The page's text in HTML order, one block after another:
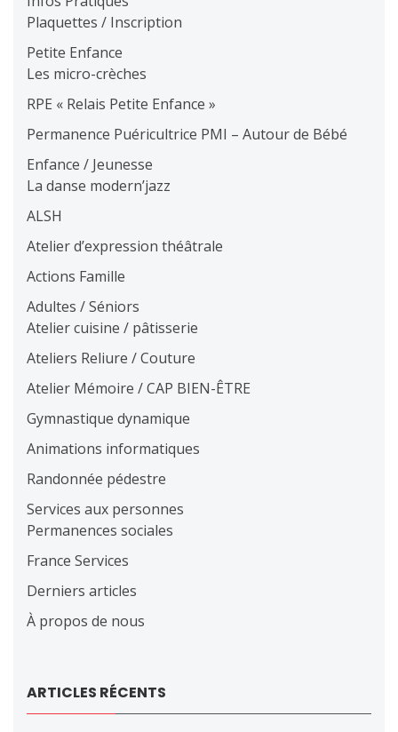
Plaquettes / Inscription
Petite Enfance
Les micro-crèches
RPE « Relais Petite Enfance »
Permanence Puéricultrice PMI – Autour de Bébé
Enfance / Jeunesse
La danse modern’jazz
ALSH
Atelier d’expression théâtrale
Actions Famille
Adultes / Séniors
Atelier cuisine / pâtisserie
Ateliers Reliure / Couture
Atelier Mémoire / CAP BIEN-ÊTRE
Gymnastique dynamique
Animations informatiques
Randonnée pédestre
Services aux personnes
Permanences sociales
France Services
Derniers articles
À propos de nous
ARTICLES RÉCENTS